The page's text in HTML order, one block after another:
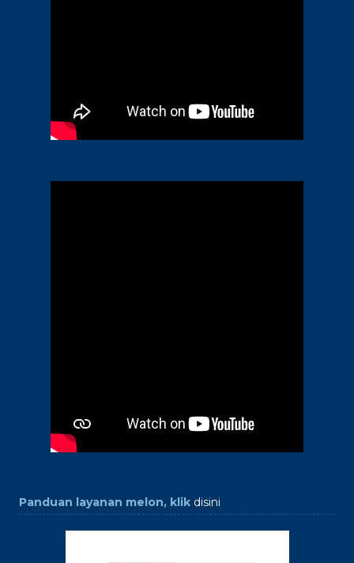
Panduan layanan melon, klik disini